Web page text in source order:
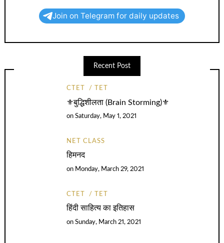
Join on Telegram for daily updates
Recent Post
CTET TET
⚜️बुद्धिशीलता (Brain Storming)⚜️
onSaturday, May 1, 2021
NET CLASS
हिमनद
on Monday, March 29, 2021
CTET TET
हिंदी साहित्य का इतिहास
onSunday, March 21, 2021